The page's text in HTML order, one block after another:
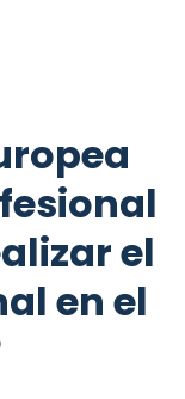
el
en el